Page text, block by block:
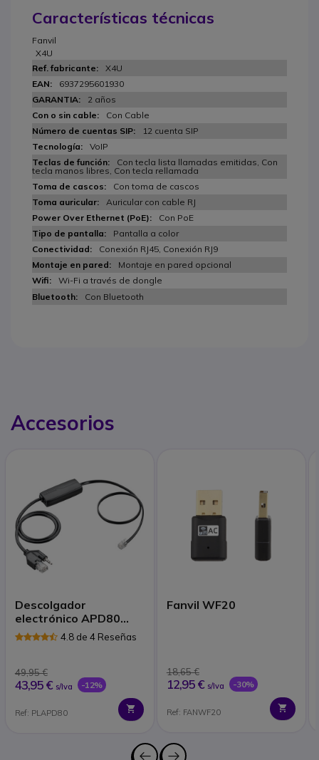
Características técnicas
Fanvil
X4U
X4U
6937295601930
2 años
Con Cable
12 cuenta SIP
VoIP
Con tecla lista llamadas emitidas, Con
tecla manos libres, Con tecla rellamada
Con toma de cascos
Auricular con cable RJ
Con PoE
Pantalla a color
Conexión RJ45, Conexión RJ9
Montaje en pared opcional
Wi-Fi a través de dongle
Con Bluetooth
Accesorios
Descolgador
electrónico APD80
EHS
4.8 de 4 Reseñas
49,95 €
43,95 € s/Iva -12%
Ref: PLAPD80
Fanvil WF20
18,65 €
12,95 € s/Iva -30%
Ref: FANWF20